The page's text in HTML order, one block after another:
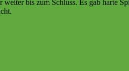
bis zum Schluss. Es gab harte